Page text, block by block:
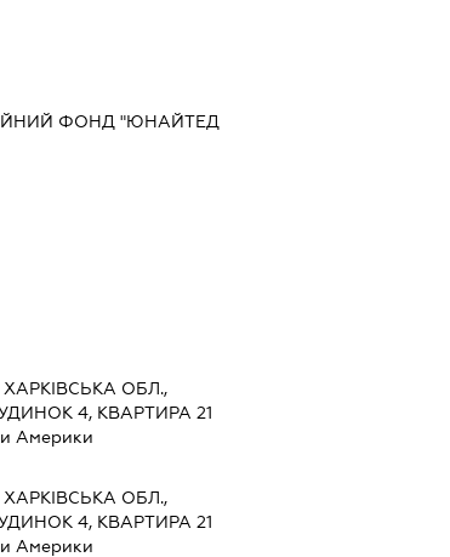
ФОНД "ЮНАЙТЕД
ХАРКІВСЬКА ОБЛ.,
4, КВАРТИРА 21
Америки
ХАРКІВСЬКА ОБЛ.,
4, КВАРТИРА 21
Америки